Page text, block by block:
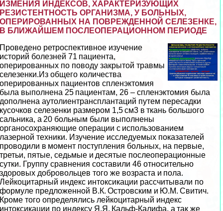
ИЗМЕНИЯ ИНДЕКСОВ, ХАРАКТЕРИЗУЮЩИХ
РЕЗИСТЕНТНОСТЬ ОРГАНИЗМА, У БОЛЬНЫХ,
ОПЕРИРОВАННЫХ НА ПОВРЕЖДЕННОЙ СЕЛЕЗЕНКЕ,
В БЛИЖАЙШЕМ ПОСЛЕОПЕРАЦИОННОМ ПЕРИОДЕ
Проведено ретроспективное изучение
историй болезней 71 пациента,
оперированных по поводу закрытой травмы
селезенки.Из общего количества
оперированных пациентов спленэктомия
была выполнена 25 пациентам, 26 – спленэктомия была
дополнена аутолиентрaнcплантаций путем пересадки
кусочков селезенки размером 1,5 см3 в ткань большого
сальника, а 20 больным были выполнены
органосохраняющие операции с использованием
лазерной техники. Изучение исследуемых показателей
проводили в момент поступления больных, на первые,
третьи, пятые, седьмые и десятые послеоперационные
сутки. Группу сравнения составили 46 относительно
здоровых добровольцев того же возраста и пола.
Лейкоцитарный индекс интоксикации рассчитывали по
формуле предложенной В.К. Островским и Ю.М. Свитич.
Кроме того определялись лейкоцитарный индекс
интоксикации по индексу Я.Я. Кальф-Калифа, а так же